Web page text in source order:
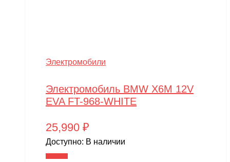
Электромобили
Электромобиль BMW X6M 12V
EVA FT-968-WHITE
25,990 ₽
Доступно: В наличии